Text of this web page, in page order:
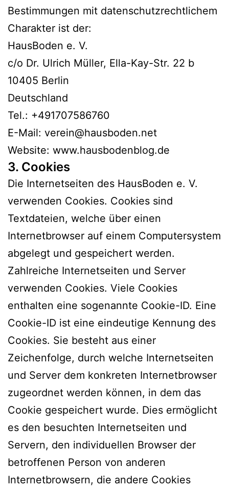
Bestimmungen mit datenschutzrechtlichem
Charakter ist der:
HausBoden e. V.
c/o Dr. Ulrich Müller, Ella-Kay-Str. 22 b
10405 Berlin
Deutschland
Tel.: +491707586760
E-Mail: verein@hausboden.net
Website: www.hausbodenblog.de
3. Cookies
Die Internetseiten des HausBoden e. V.
verwenden Cookies. Cookies sind
Textdateien, welche über einen
Internetbrowser auf einem Computersystem
abgelegt und gespeichert werden.
Zahlreiche Internetseiten und Server
verwenden Cookies. Viele Cookies
enthalten eine sogenannte Cookie-ID. Eine
Cookie-ID ist eine eindeutige Kennung des
Cookies. Sie besteht aus einer
Zeichenfolge, durch welche Internetseiten
und Server dem konkreten Internetbrowser
zugeordnet werden können, in dem das
Cookie gespeichert wurde. Dies ermöglicht
es den besuchten Internetseiten und
Servern, den individuellen Browser der
betroffenen Person von anderen
Internetbrowsern, die andere Cookies